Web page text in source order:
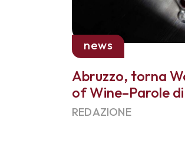
news
Abruzzo, torna
of Wine–Parole
REDAZIONE